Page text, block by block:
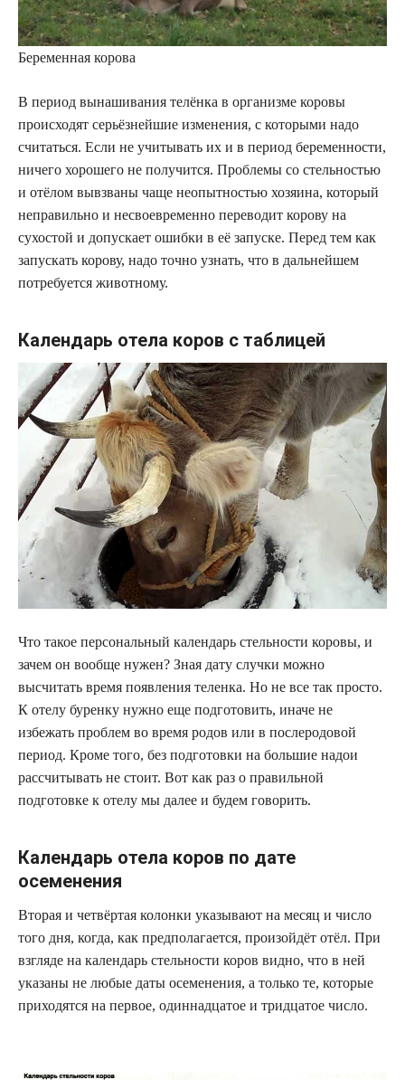
Беременная корова
В период вынашивания телёнка в организме коровы
происходят серьёзнейшие изменения, с которыми надо
считаться. Если не учитывать их и в период беременности,
ничего хорошего не получится. Проблемы со стельностью
и отёлом вывзваны чаще неопытностью хозяина, который
неправильно и несвоевременно переводит корову на
сухостой и допускает ошибки в её запуске. Перед тем как
запускать корову, надо точно узнать, что в дальнейшем
потребуется животному.
Календарь отела коров с таблицей
Что такое персональный календарь стельности коровы, и
зачем он вообще нужен? Зная дату случки можно
высчитать время появления теленка. Но не все так просто.
К отелу буренку нужно еще подготовить, иначе не
избежать проблем во время родов или в послеродовой
период. Кроме того, без подготовки на большие надои
рассчитывать не стоит. Вот как раз о правильной
подготовке к отелу мы далее и будем говорить.
Календарь отела коров по дате
осеменения
Вторая и четвёртая колонки указывают на месяц и число
того дня, когда, как предполагается, произойдёт отёл. При
взгляде на календарь стельности коров видно, что в ней
указаны не любые даты осеменения, а только те, которые
приходятся на первое, одиннадцатое и тридцатое число.